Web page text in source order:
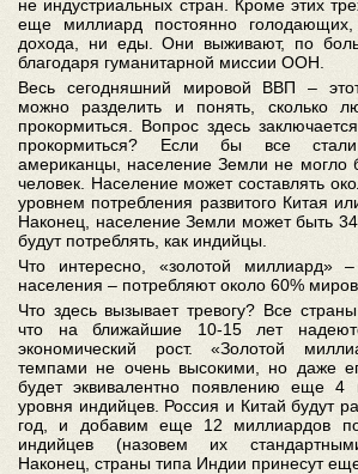
не индустриальных стран. Кроме этих
еще миллиард постоянно
дохода, ни еды. Они выживают, по
благодаря гуманитарной миссии ООН.
Весь сегодняшний мировой ВВП –
можно разделить и понять, сколько
прокормиться. Вопрос здесь
прокормиться? Если бы все
американцы, население Земли не могло
человек. Население может составлять
уровнем потребления развитого Китая
Наконец, население Земли может быть
будут потреблять, как индийцы.
Что интересно, «золотой миллиард»
населения – потребляют около 60%
Что здесь вызывает тревогу? Все
что на ближайшие 10-15 лет
экономический рост. «Золотой
темпами не очень высокими, но даже
будет эквивалентно появлению еще 4
уровня индийцев. Россия и Китай будут
год, и добавим еще 12 миллиардов
индийцев (назовем их
Наконец, страны типа Индии принесут